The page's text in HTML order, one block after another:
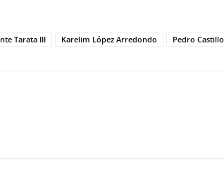
Tarata III Karelim López Arredondo Pedro Castillo